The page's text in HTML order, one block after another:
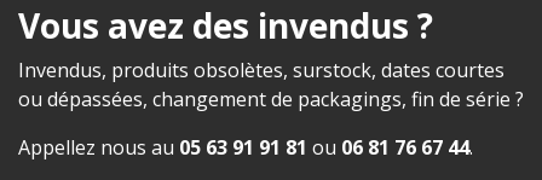
Vous avez des invendus ?
Invendus, produits obsolètes, surstock, dates courtes
ou dépassées, changement de packagings, fin de série ?
Appellez nous au 05 63 91 91 81 ou 06 81 76 67 44.